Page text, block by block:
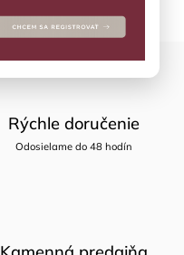
Rýchle doručenie
Odosielame do 48 hodín